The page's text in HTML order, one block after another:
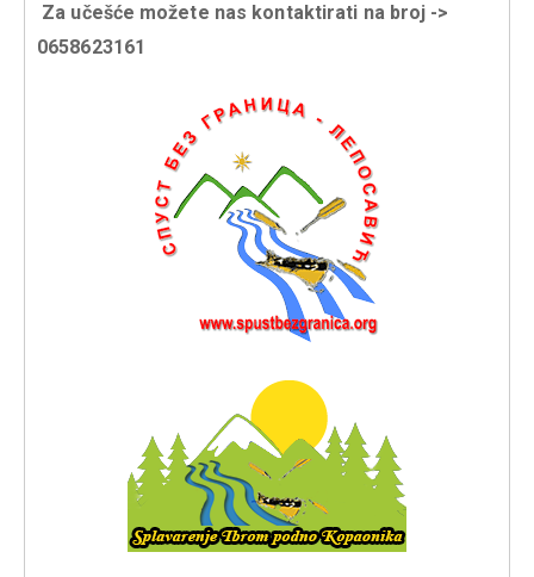
Za učešće možete nas kontaktirati na broj ->
0658623161